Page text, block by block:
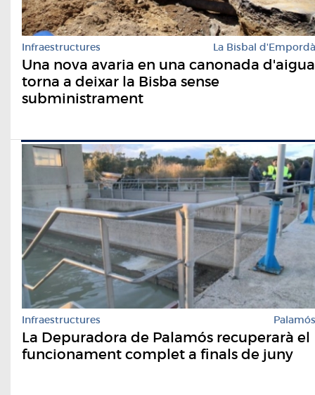
Infraestructures La Bisbal d'Empordà
Una nova avaria en una canonada d'aigua
torna a deixar la Bisba sense
subministrament
Infraestructures Palamós
La Depuradora de Palamós recuperarà el
funcionament complet a finals de juny